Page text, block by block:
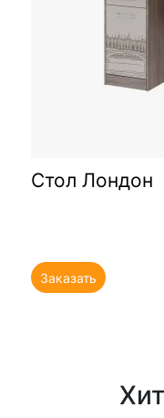
Стол Лондон
Заказать